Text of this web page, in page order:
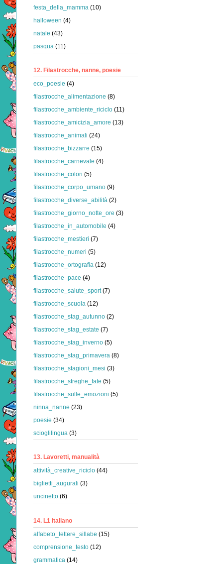
festa_della_mamma (10)
halloween (4)
natale (43)
pasqua (11)
12. Filastrocche, nanne, poesie
eco_poesie (4)
filastrocche_alimentazione (8)
filastrocche_ambiente_riciclo (11)
filastrocche_amicizia_amore (13)
filastrocche_animali (24)
filastrocche_bizzarre (15)
filastrocche_carnevale (4)
filastrocche_colori (5)
filastrocche_corpo_umano (9)
filastrocche_diverse_abilità (2)
filastrocche_giorno_notte_ore (3)
filastrocche_in_automobile (4)
filastrocche_mestieri (7)
filastrocche_numeri (5)
filastrocche_ortografia (12)
filastrocche_pace (4)
filastrocche_salute_sport (7)
filastrocche_scuola (12)
filastrocche_stag_autunno (2)
filastrocche_stag_estate (7)
filastrocche_stag_inverno (5)
filastrocche_stag_primavera (8)
filastrocche_stagioni_mesi (3)
filastrocche_streghe_fate (5)
filastrocche_sulle_emozioni (5)
ninna_nanne (23)
poesie (34)
scioglilingua (3)
13. Lavoretti, manualità
attività_creative_riciclo (44)
biglietti_augurali (3)
uncinetto (6)
14. L1 italiano
alfabeto_lettere_sillabe (15)
comprensione_testo (12)
grammatica (14)